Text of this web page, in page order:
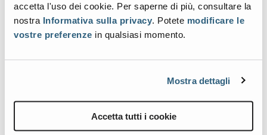
accetta l'uso dei cookie. Per saperne di più, consultare la
nostra Informativa sulla privacy. Potete modificare le
vostre preferenze in qualsiasi momento.
Mostra dettagli
Accetta tutti i cookie
di oggi: "Che cosa sta
succedendo?
- Ore-lavoro
macchina